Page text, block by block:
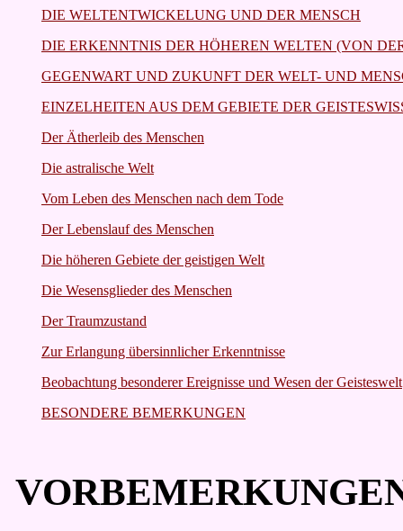
DIE WELTENTWICKELUNG UND DER MENSCH
DIE ERKENNTNIS DER HÖHEREN WELTEN (VON
GEGENWART UND ZUKUNFT DER WELT- UND
EINZELHEITEN AUS DEM GEBIETE DER
Der Ätherleib des Menschen
Die astralische Welt
Vom Leben des Menschen nach dem Tode
Der Lebenslauf des Menschen
Die höheren Gebiete der geistigen Welt
Die Wesensglieder des Menschen
Der Traumzustand
Zur Erlangung übersinnlicher Erkenntnisse
Beobachtung besonderer Ereignisse und Wesen der Geisteswelt
BESONDERE BEMERKUNGEN